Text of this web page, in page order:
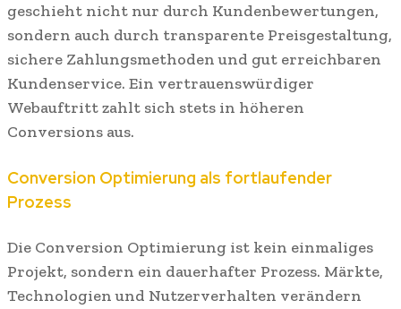
geschieht nicht nur durch Kundenbewertungen,
sondern auch durch transparente Preisgestaltung,
sichere Zahlungsmethoden und gut erreichbaren
Kundenservice. Ein vertrauenswürdiger
Webauftritt zahlt sich stets in höheren
Conversions aus.
Conversion Optimierung als fortlaufender
Prozess
Die Conversion Optimierung ist kein einmaliges
Projekt, sondern ein dauerhafter Prozess. Märkte,
Technologien und Nutzerverhalten verändern